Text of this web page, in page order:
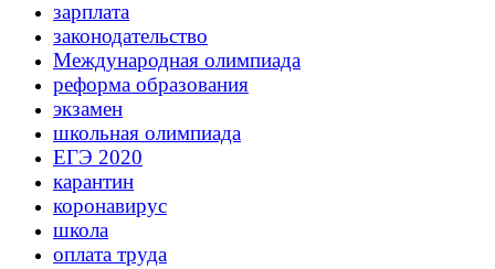
зарплата
законодательство
Международная олимпиада
реформа образования
экзамен
школьная олимпиада
ЕГЭ 2020
карантин
коронавирус
школа
оплата труда